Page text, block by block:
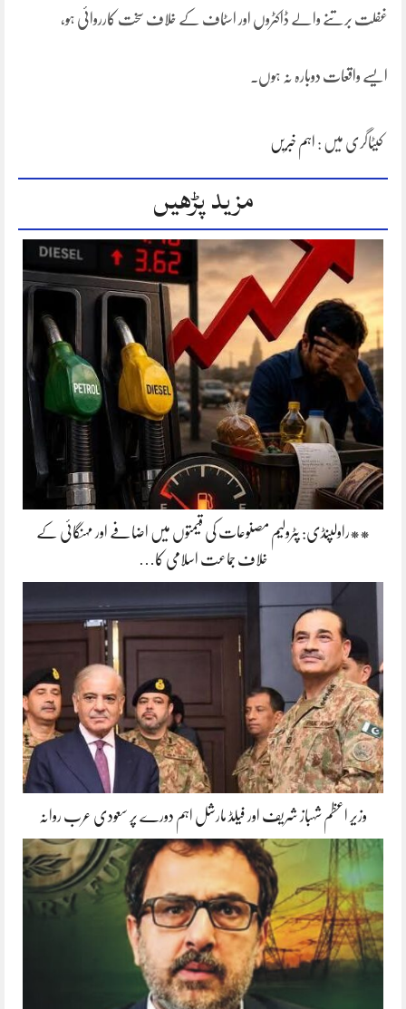
غفلت برتنے والے ڈاکٹروں اور اسٹاف کے خلاف سخت کارروائی ہو،
ایسے واقعات دوبارہ نہ ہوں۔
کیٹاگری میں : اہم خبریں
مزید پڑھیں
**راولپنڈی: پٹرولیم مصنوعات کی قیمتوں میں اضافے اور مہنگائی کے
خلاف جماعت اسلامی کا…
وزیر اعظم شہباز شریف اور فیلڈ مارشل اہم دورے پر سعودی عرب روانہ